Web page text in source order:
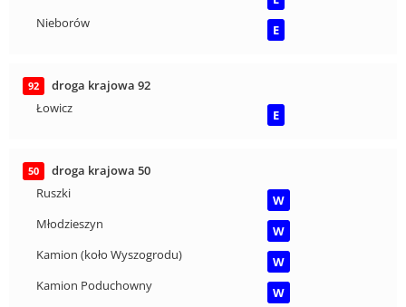
Nieborów
E
92
droga krajowa 92
Łowicz
E
50
droga krajowa 50
Ruszki
W
Młodzieszyn
W
Kamion (koło Wyszogrodu)
W
Kamion Poduchowny
W